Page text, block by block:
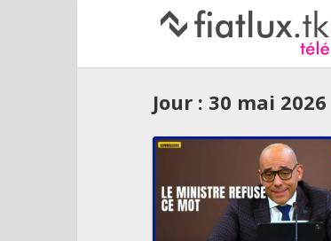
Jour : 30 mai 2026